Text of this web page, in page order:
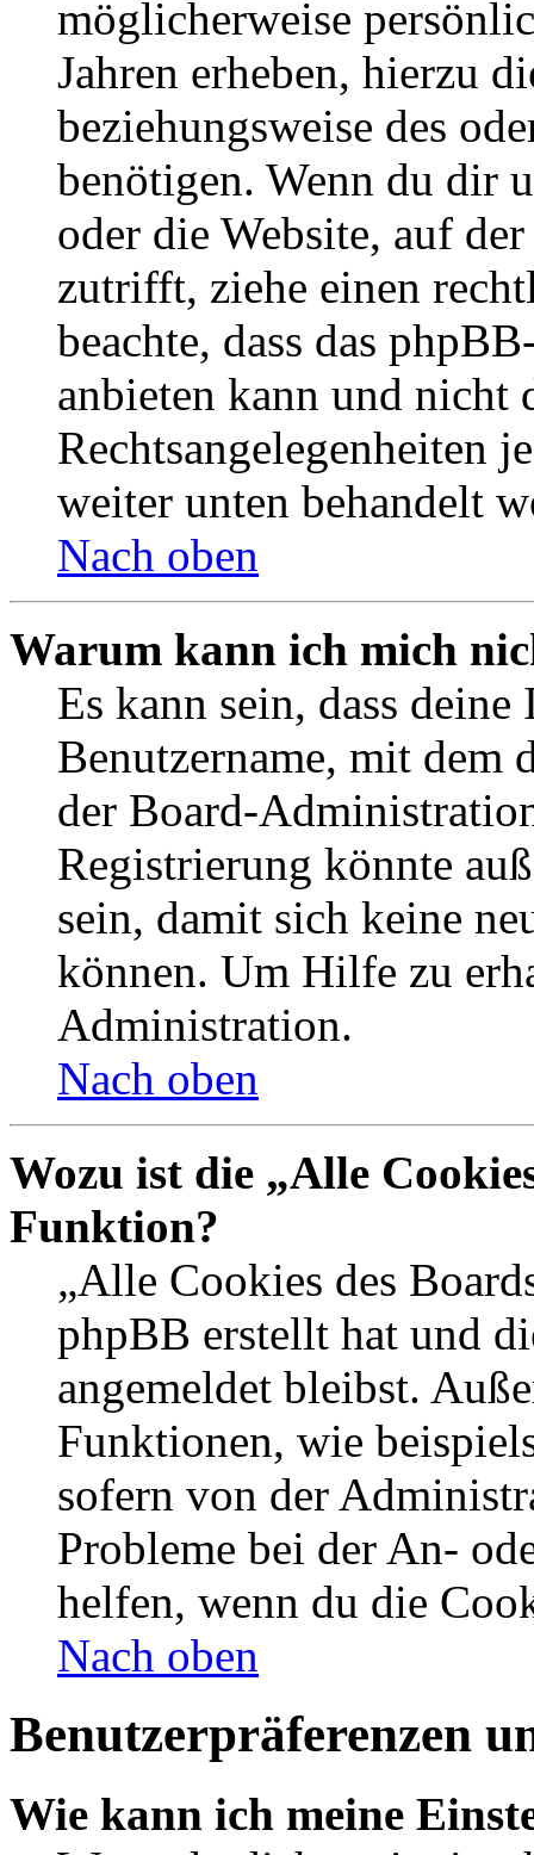
möglicherweise
Jahren erheben, hierzu
beziehungsweise des
benötigen. Wenn du dir
oder die Website, auf
zutrifft, ziehe einen
beachte, dass das
anbieten kann und nicht
Rechtsangelegenheiten
weiter unten behandelt
Nach oben
Warum kann ich mich
Es kann sein, dass
Benutzername, mit dem
der Board-
Registrierung könnte
sein, damit sich keine
können. Um Hilfe zu
Administration.
Nach oben
Wozu ist die „Alle
Funktion?
„Alle Cookies des
phpBB erstellt hat und
angemeldet bleibst.
Funktionen, wie
sofern von der
Probleme bei der An-
helfen, wenn du die
Nach oben
Benutzerpräferenzen
Wie kann ich meine